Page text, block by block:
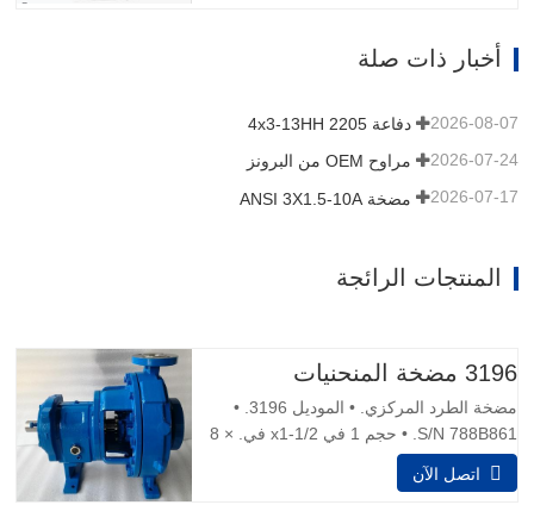
لتوفير وجود أطول تشغيل في محيط تآكل.
البركات الأساسية كثافة السائبة قابل للتعديل
أخبار ذات صلة
دفاعة 4x3-13HH 2205 2026-08-07
مراوح OEM من البرونز 2026-07-24
مضخة ANSI 3X1.5-10A 2026-07-17
المنتجات الرائجة
3196 مضخة المنحنيات
مضخة الطرد المركزي. • الموديل 3196. •
S/N 788B861. • حجم 1 في x1-1/2 في. × 8
في. • المياه تدفق الأختام الميكانيكية
اتصل الآن